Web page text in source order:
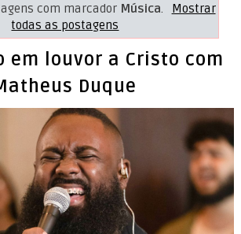
com marcador Música.
Mostrar
todas as postagens
em louvor a Cristo com
Duque